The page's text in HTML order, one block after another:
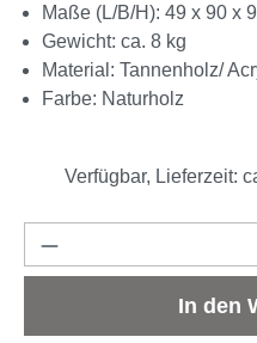
Maße (L/B/H): 49 x 90 x
Gewicht: ca. 8 kg
Material: Tannenholz/
Farbe: Naturholz
Verfügbar, Lieferzeit:
Produkt Anzahl:
In den